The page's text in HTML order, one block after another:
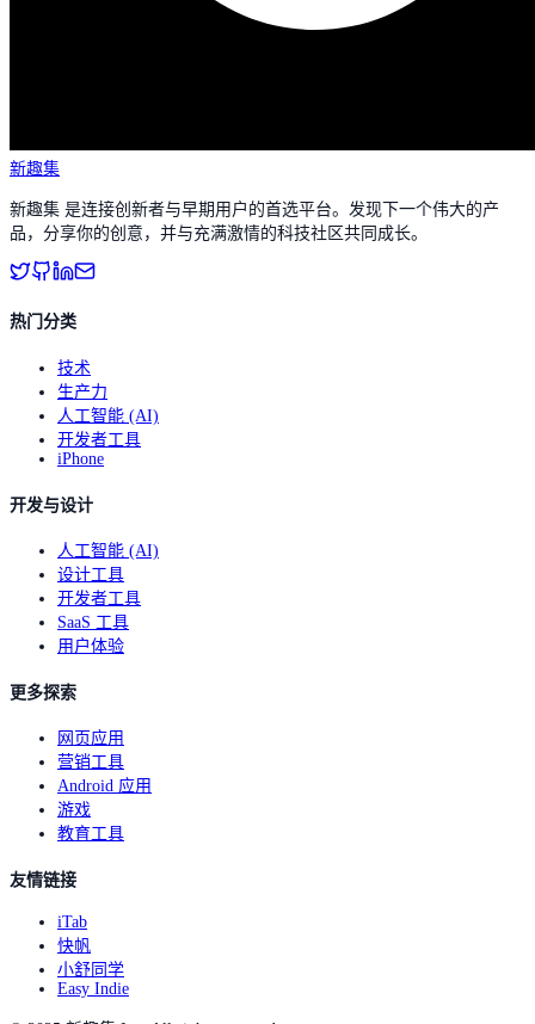
新趣集
新趣集 是连接创新者与早期用户的首选平台。发现下一个伟大的产
品，分享你的创意，并与充满激情的科技社区共同成长。
热门分类
技术
生产力
人工智能 (AI)
开发者工具
iPhone
开发与设计
人工智能 (AI)
设计工具
开发者工具
SaaS 工具
用户体验
更多探索
网页应用
营销工具
Android 应用
游戏
教育工具
友情链接
iTab
快帆
小舒同学
Easy Indie